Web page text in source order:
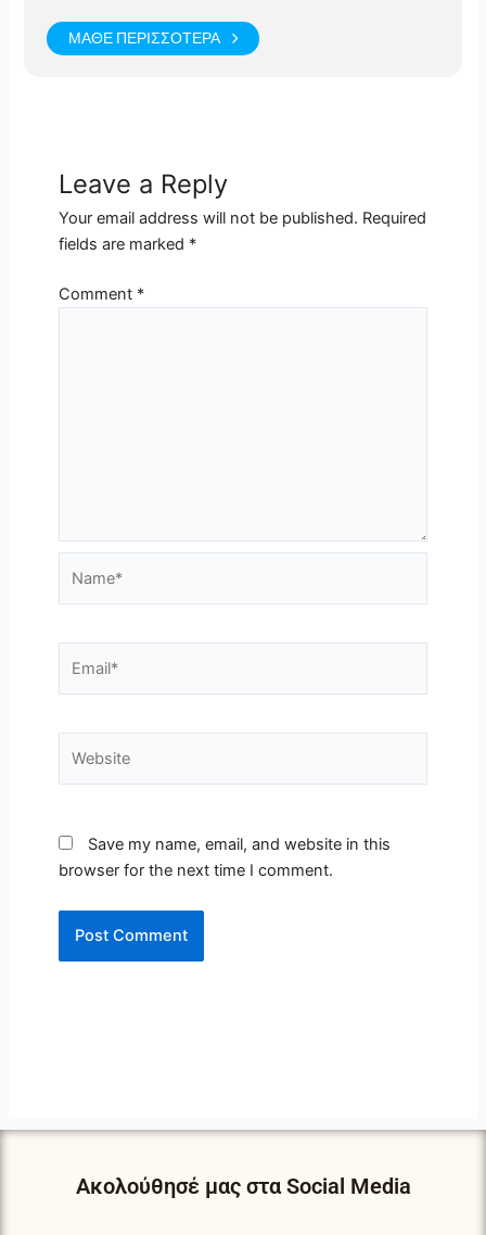
ΜΑΘΕ ΠΕΡΙΣΣΟΤΕΡΑ
Leave a Reply
Your email address will not be published. Required
fields are marked *
Comment *
Save my name, email, and website in this
browser for the next time I comment.
Ακολούθησέ μας στα Social Media